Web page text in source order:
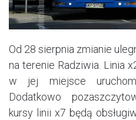
Od 28 sierpnia zmianie
na terenie Radziwia. Linia
w jej miejsce
Dodatkowo
kursy linii x7 będą